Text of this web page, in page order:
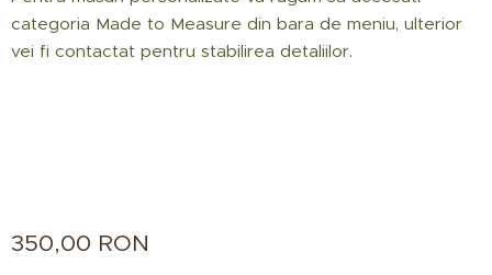
categoria Made to Measure din bara de meniu, ulterior
vei fi contactat pentru stabilirea detaliilor.
350,00 RON